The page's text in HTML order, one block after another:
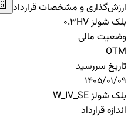
ارزش‌گذاری و مشخصات قرارداد
بلک شولز HV
0.3
وضعیت مالی
OTM
تاریخ سررسید
1405/01/09
بلک شولز W_IV_SE
اندازه قرارداد